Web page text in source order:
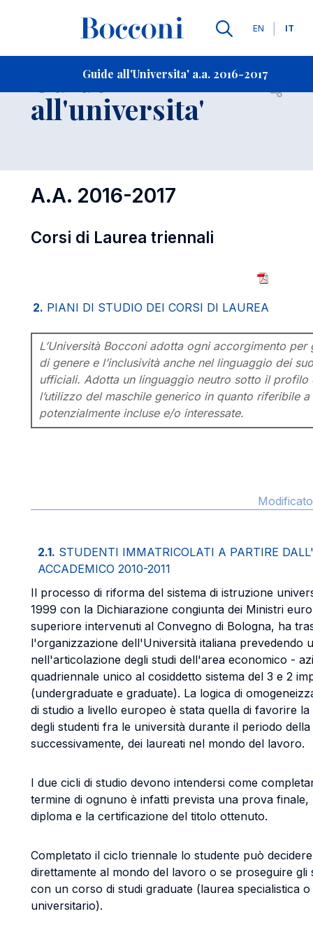
Lingue
EN IT
Guide all'Universita' a.a. 2016-2017
Contatti
Guide
all'universita' Open
A.A. 2016-2017
Corsi di Laurea triennali
2. PIANI DI STUDIO DEI CORSI DI LAUREA
L’Università Bocconi adotta ogni accorgimento per
di genere e l’inclusività anche nel linguaggio dei
ufficiali. Adotta un linguaggio neutro sotto il profilo
l’utilizzo del maschile generico in quanto riferibile
potenzialmente incluse e/o interessate.
2.1. STUDENTI IMMATRICOLATI A PARTIRE
ACCADEMICO 2010-2011
Il processo di riforma del sistema di istruzione
1999 con la Dichiarazione congiunta dei Ministri
superiore intervenuti al Convegno di Bologna, ha
l'organizzazione dell'Università italiana prevedendo
nell'articolazione degli studi dell'area economico -
quadriennale unico al cosiddetto sistema del 3 e 2
(undergraduate e graduate). La logica di
di studio a livello europeo è stata quella di favorire
degli studenti fra le università durante il periodo
successivamente, dei laureati nel mondo del lavoro.
I due cicli di studio devono intendersi come
termine di ognuno è infatti prevista una prova finale,
diploma e la certificazione del titolo ottenuto.
Completato il ciclo triennale lo studente può
direttamente al mondo del lavoro o se proseguire gli
con un corso di studi graduate (laurea specialistica
universitario).